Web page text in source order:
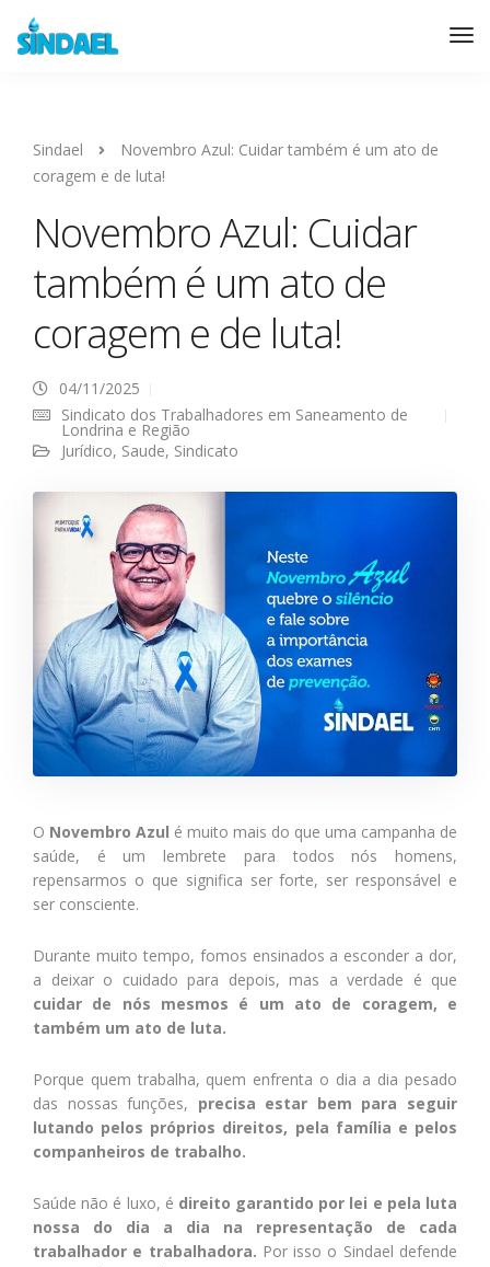
Sindael
Novembro Azul: Cuidar também é um ato de
coragem e de luta!
Novembro Azul: Cuidar
também é um ato de
coragem e de luta!
04/11/2025
Sindicato dos Trabalhadores em Saneamento de
Londrina e Região
Jurídico, Saude, Sindicato
O Novembro Azul é muito mais do que uma campanha de
saúde, é um lembrete para todos nós homens,
repensarmos o que significa ser forte, ser responsável e
ser consciente.
Durante muito tempo, fomos ensinados a esconder a dor,
a deixar o cuidado para depois, mas a verdade é que
cuidar de nós mesmos é um ato de coragem, e
também um ato de luta.
Porque quem trabalha, quem enfrenta o dia a dia pesado
das nossas funções, precisa estar bem para seguir
lutando pelos próprios direitos, pela família e pelos
companheiros de trabalho.
Saúde não é luxo, é direito garantido por lei e pela luta
nossa do dia a dia na representação de cada
trabalhador e trabalhadora. Por isso o Sindael defende